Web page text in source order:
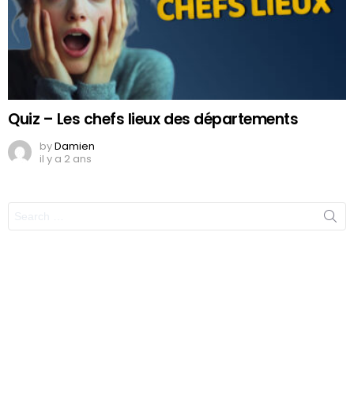
Quiz – Les chefs lieux des départements
byDamien
il y a 2 ans